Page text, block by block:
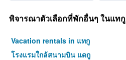
พิจารณาตัวเลือกที่พักอื่นๆ ในแทกู
Vacation rentals in แทกู
โรงแรมใกล้สนามบิน แดกู